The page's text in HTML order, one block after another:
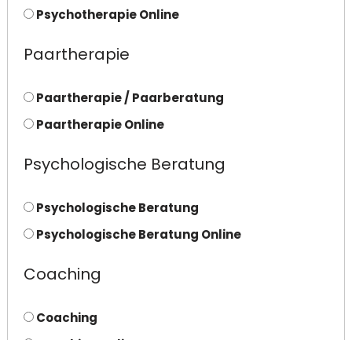
Psychotherapie Online
Paartherapie
Paartherapie / Paarberatung
Paartherapie Online
Psychologische Beratung
Psychologische Beratung
Psychologische Beratung Online
Coaching
Coaching